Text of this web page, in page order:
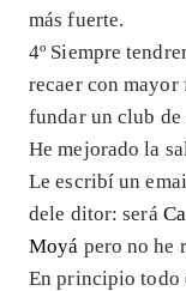
más fuerte.
4º Siempre
recaer con
fundar un club de
He mejorado la
Le escribí un
dele ditor: será
Moyá pero no he
En principio todo